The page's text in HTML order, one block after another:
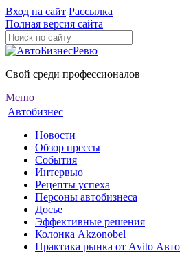
Вход на сайт Рассылка
Полная версия сайта
Свой среди профессионалов
Меню
Автобизнес
Новости
Обзор прессы
События
Интервью
Рецепты успеха
Персоны автобизнеса
Досье
Эффективные решения
Колонка Akzonobel
Практика рынка от Аvito Авто